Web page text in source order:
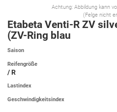
Achtung: Abbildung kann
(Felge nicht
Etabeta Venti-R ZV
(ZV-Ring blau
Saison
Reifengröße
/ R
Lastindex
Geschwindigkeitsindex